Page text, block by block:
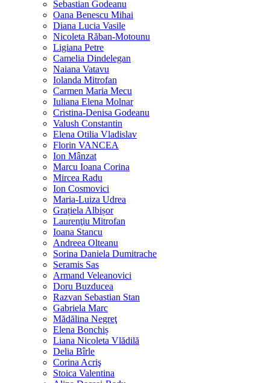
Sebastian Godeanu
Oana Benescu Mihai
Diana Lucia Vasile
Nicoleta Răban-Motounu
Ligiana Petre
Camelia Dindelegan
Naiana Vatavu
Iolanda Mitrofan
Carmen Maria Mecu
Iuliana Elena Molnar
Cristina-Denisa Godeanu
Valush Constantin
Elena Otilia Vladislav
Florin VANCEA
Ion Mânzat
Marcu Ioana Corina
Mircea Radu
Ion Cosmovici
Maria-Luiza Udrea
Grațiela Albișor
Laurenţiu Mitrofan
Ioana Stancu
Andreea Olteanu
Sorina Daniela Dumitrache
Seramis Sas
Armand Veleanovici
Doru Buzducea
Razvan Sebastian Stan
Gabriela Marc
Mădălina Negreţ
Elena Bonchiș
Liana Nicoleta Vlădilă
Delia Bîrle
Corina Acriş
Stoica Valentina